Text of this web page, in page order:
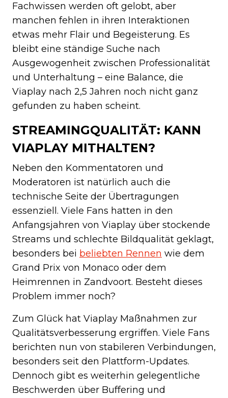
Fachwissen werden oft gelobt, aber
manchen fehlen in ihren Interaktionen
etwas mehr Flair und Begeisterung. Es
bleibt eine ständige Suche nach
Ausgewogenheit zwischen Professionalität
und Unterhaltung – eine Balance, die
Viaplay nach 2,5 Jahren noch nicht ganz
gefunden zu haben scheint.
STREAMINGQUALITÄT: KANN
VIAPLAY MITHALTEN?
Neben den Kommentatoren und
Moderatoren ist natürlich auch die
technische Seite der Übertragungen
essenziell. Viele Fans hatten in den
Anfangsjahren von Viaplay über stockende
Streams und schlechte Bildqualität geklagt,
besonders bei beliebten Rennen wie dem
Grand Prix von Monaco oder dem
Heimrennen in Zandvoort. Besteht dieses
Problem immer noch?
Zum Glück hat Viaplay Maßnahmen zur
Qualitätsverbesserung ergriffen. Viele Fans
berichten nun von stabileren Verbindungen,
besonders seit den Plattform-Updates.
Dennoch gibt es weiterhin gelegentliche
Beschwerden über Buffering und